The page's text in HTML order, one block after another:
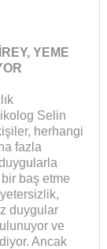
YEME
Selin
herhangi
fazla
bir baş etme
yetersizlik,
duygular
ve
Ancak